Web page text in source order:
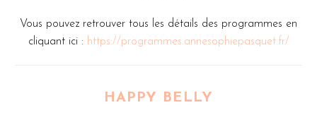
Vous pouvez retrouver tous les détails des programmes en
cliquant ici : https://programmes.annesophiepasquet.fr/
HAPPY BELLY